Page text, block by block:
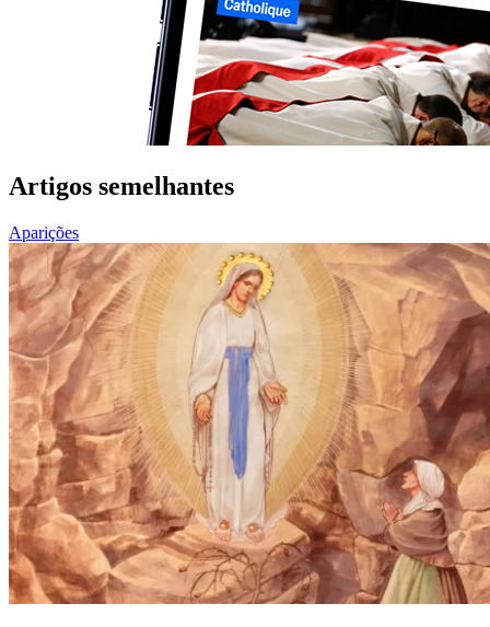
Artigos semelhantes
Aparições